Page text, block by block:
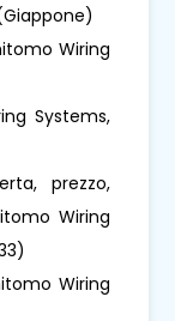
Wiring
Systems,
prezzo,
Wiring
Wiring